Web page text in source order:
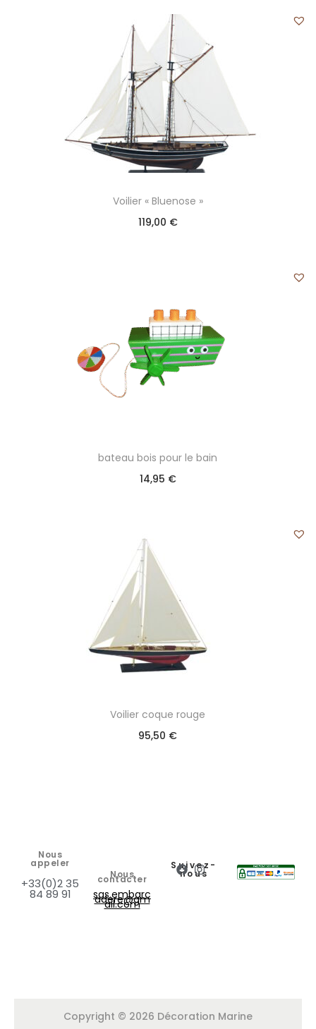
Voilier « Bluenose »
119,00 €
bateau bois pour le bain
14,95 €
Voilier coque rouge
95,50 €
Nous
appeler
+33(0)2 35
84 89 91
Nous
contacter
sas.embarc
adere@gm
ail.com
Suivez-
nous
Copyright © 2026 Décoration Marine